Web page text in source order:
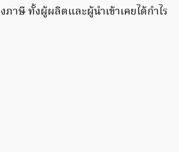
ภาษี ทั้งผู้ผลิตและผู้นำเข้าเคยได้กำไร